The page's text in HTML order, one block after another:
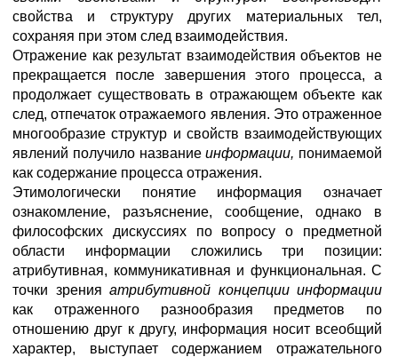
свойства и структуру других материальных тел,
сохраняя при этом след взаимодействия.
Отражение как результат взаимодействия объектов не
прекращается после завершения этого процесса, а
продолжает существовать в отражающем объекте как
след, отпечаток отражаемого явления. Это отраженное
многообразие структур и свойств взаимодействующих
явлений получило названиеинформации, понимаемой
как содержание процесса отражения.
Этимологически понятие информация означает
ознакомление, разъяснение, сообщение, однако в
философских дискуссиях по вопросу о предметной
области информации сложились три позиции:
атрибутивная, коммуникативная и функциональная. С
точки зрения атрибутивной концепции информации
как отраженного разнообразия предметов по
отношению друг к другу, информация носит всеобщий
характер, выступает содержанием отражательного